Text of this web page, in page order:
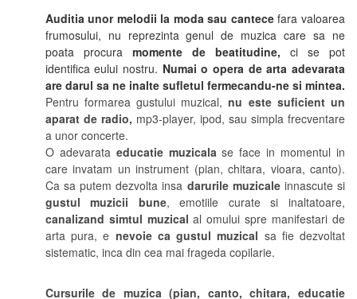
Auditia unor melodii la moda sau cantecefara valoarea
frumosului, nu reprezinta genul de muzica care sa ne
poata procuramomente de beatitudine, ci se pot
identifica eului nostru. Numai o opera de arta adevarata
are darul sa ne inalte sufletul fermecandu-ne si mintea.
Pentru formarea gustului muzical, nu este suficient un
aparat de radio, mp3-player, ipod, sau simpla frecventare
a unor concerte.
O adevarata educatie muzicalase face in momentul in
care invatam un instrument (pian, chitara, vioara, canto).
Ca sa putem dezvolta insa darurile muzicaleinnascute si
gustul muzicii bune, emotiile curate si inaltatoare,
canalizand simtul muzical al omului spre manifestari de
arta pura, e nevoie ca gustul muzical sa fie dezvoltat
sistematic, inca din cea mai frageda copilarie.
Cursurile de muzica (pian, canto, chitara, educatie